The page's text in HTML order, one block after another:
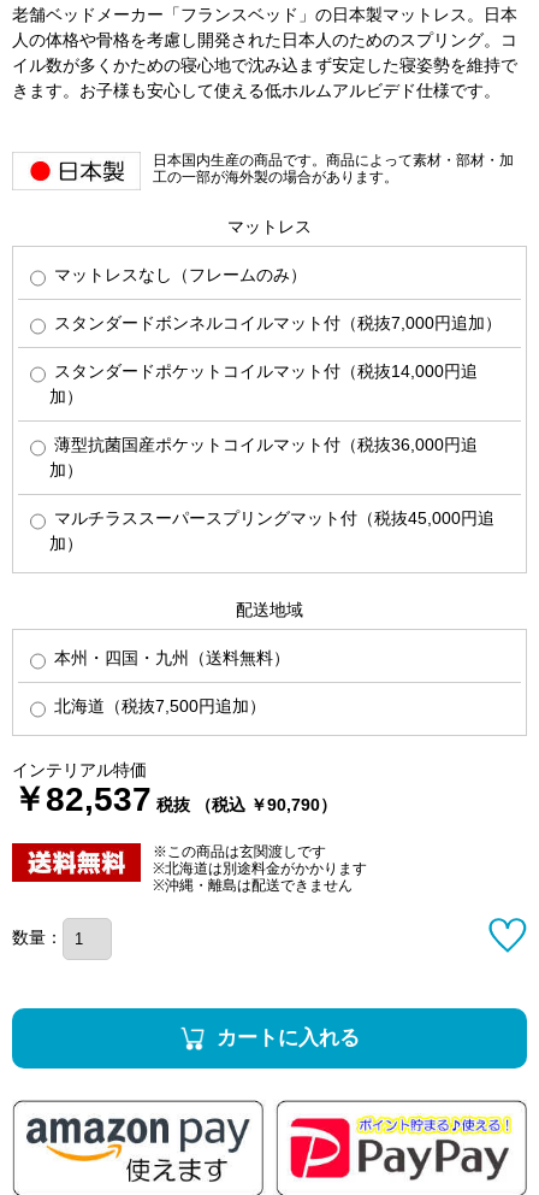
老舗ベッドメーカー「フランスベッド」の日本製マットレス。日本
人の体格や骨格を考慮し開発された日本人のためのスプリング。コ
イル数が多くかための寝心地で沈み込まず安定した寝姿勢を維持で
きます。お子様も安心して使える低ホルムアルビデド仕様です。
日本国内生産の商品です。商品によって素材・部材・加
工の一部が海外製の場合があります。
マットレス
マットレスなし（フレームのみ）
スタンダードボンネルコイルマット付（税抜7,000円追加）
スタンダードポケットコイルマット付（税抜14,000円追
加）
薄型抗菌国産ポケットコイルマット付（税抜36,000円追
加）
マルチラススーパースプリングマット付（税抜45,000円追
加）
配送地域
本州・四国・九州（送料無料）
北海道（税抜7,500円追加）
インテリアル特価
￥82,537 税抜 （税込 ￥90,790）
※この商品は玄関渡しです
※北海道は別途料金がかかります
※沖縄・離島は配送できません
数量：
カートに入れる